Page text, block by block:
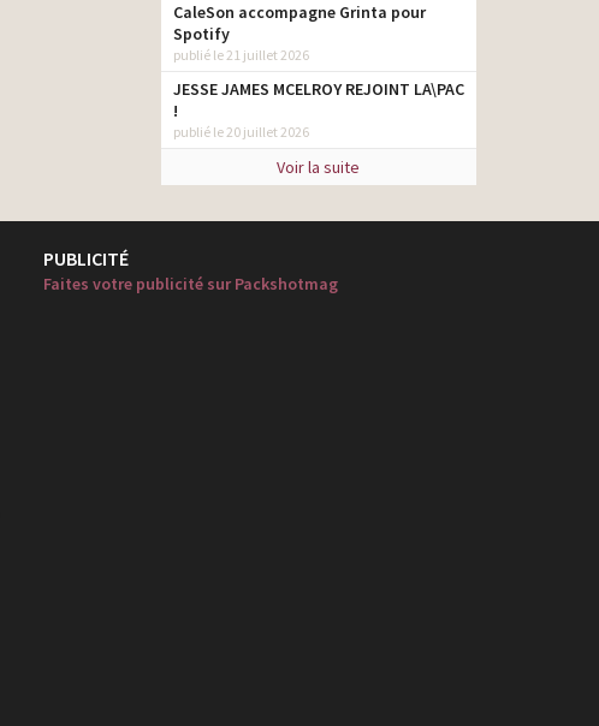
CaleSon accompagne Grinta pour
Spotify
publié le 21 juillet 2026
JESSE JAMES MCELROY REJOINT LA\PAC
!
publié le 20 juillet 2026
Voir la suite
PUBLICITÉ
Faites votre publicité sur Packshotmag